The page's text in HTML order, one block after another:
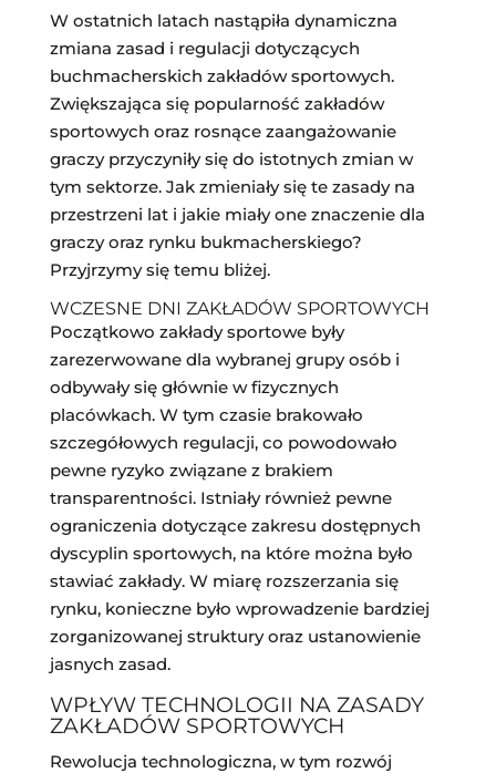
W ostatnich latach nastąpiła dynamiczna
zmiana zasad i regulacji dotyczących
buchmacherskich zakładów sportowych.
Zwiększająca się popularność zakładów
sportowych oraz rosnące zaangażowanie
graczy przyczyniły się do istotnych zmian w
tym sektorze. Jak zmieniały się te zasady na
przestrzeni lat i jakie miały one znaczenie dla
graczy oraz rynku bukmacherskiego?
Przyjrzymy się temu bliżej.
WCZESNE DNI ZAKŁADÓW SPORTOWYCH
Początkowo zakłady sportowe były
zarezerwowane dla wybranej grupy osób i
odbywały się głównie w fizycznych
placówkach. W tym czasie brakowało
szczegółowych regulacji, co powodowało
pewne ryzyko związane z brakiem
transparentności. Istniały również pewne
ograniczenia dotyczące zakresu dostępnych
dyscyplin sportowych, na które można było
stawiać zakłady. W miarę rozszerzania się
rynku, konieczne było wprowadzenie bardziej
zorganizowanej struktury oraz ustanowienie
jasnych zasad.
WPŁYW TECHNOLOGII NA ZASADY
ZAKŁADÓW SPORTOWYCH
Rewolucja technologiczna, w tym rozwój